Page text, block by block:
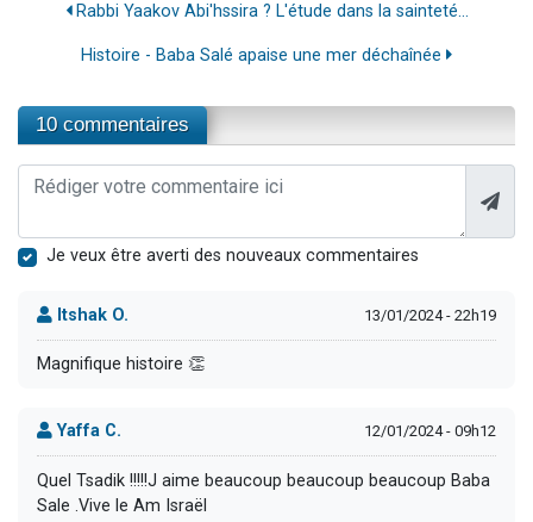
Rabbi Yaakov Abi'hssira ? L'étude dans la sainteté...
Histoire - Baba Salé apaise une mer déchaînée
10 commentaires
Je veux être averti des nouveaux commentaires
Itshak O. 13/01/2024 - 22h19
Magnifique histoire 👏
Yaffa C. 12/01/2024 - 09h12
Quel Tsadik !!!!!J aime beaucoup beaucoup beaucoup Baba
Sale .Vive le Am Israël